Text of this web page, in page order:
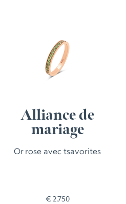
Alliance de
mariage
Or rose avec tsavorites
€ 2.750